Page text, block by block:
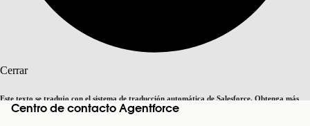
Cerrar
Este texto se tradujo con el sistema de traducción automática de Salesforce. Obtenga más
detalles aquí. Cambiar a inglés Ahora no
Centro de contacto Agentforce
Buscar